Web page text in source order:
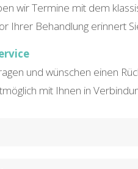
wir Termine mit dem
Ihrer Behandlung erinnert
und wünschen einen
mit Ihnen in